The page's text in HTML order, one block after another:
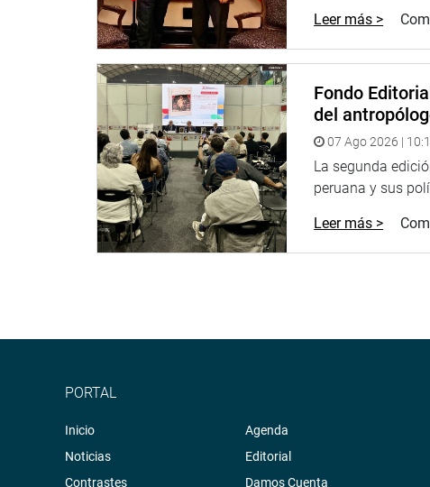
Leer más >
Fondo
del
07 Ago 2026 |
La segunda
peruana y sus
Leer más >
PORTAL
Inicio
Noticias
Contrastes
Agenda
Editorial
Damos Cuenta